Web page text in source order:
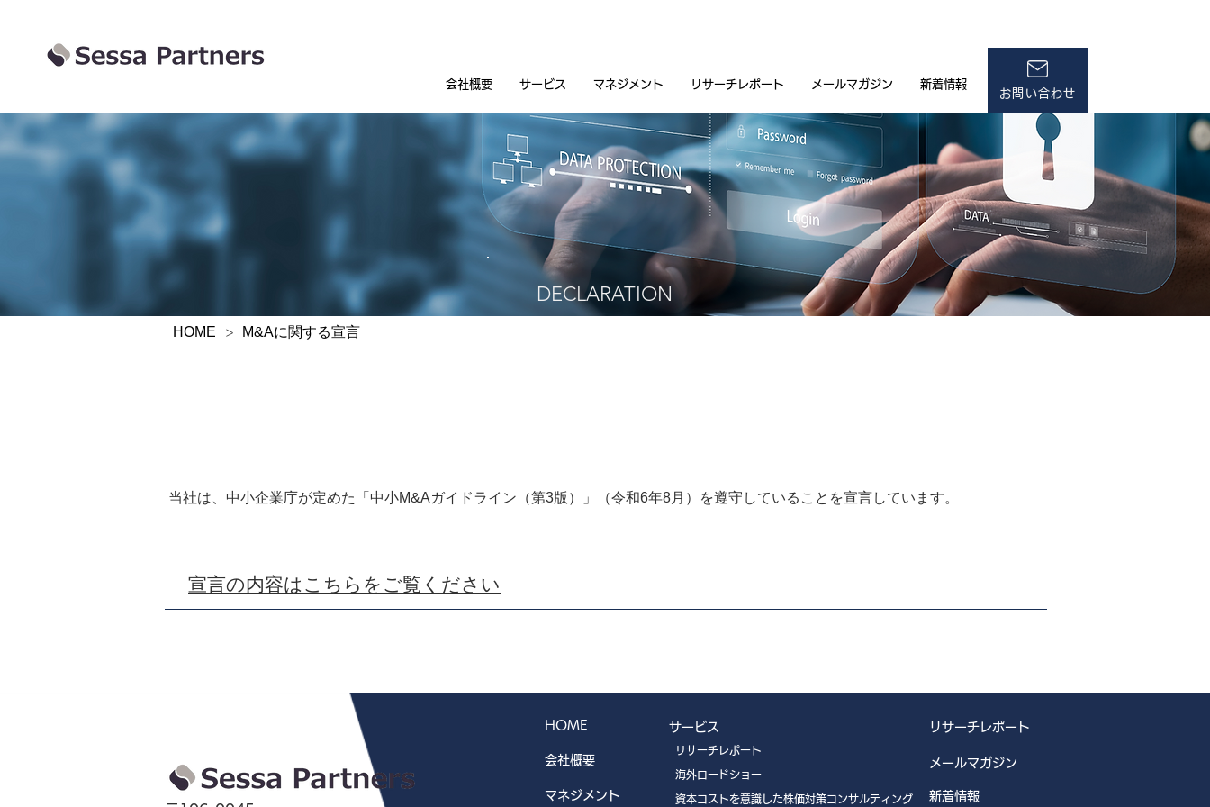
会社概要 サービス マネジメント リサーチレポート メールマガジン 新着情報
お問い合わせ
DECLARATION
HOME > M&Aに関する宣言
当社は、中小企業庁が定めた「中小M&Aガイドライン（第3版）」（令和6年8月）を遵守していることを宣言しています。
​宣言の内容はこちらをご覧ください
HOME
会社概要
マネジメント
サービス
リサーチレポート
海外ロードショー
資本コストを意識した株価対策コンサルティング
リサーチレポート
メールマガジン
新着情報